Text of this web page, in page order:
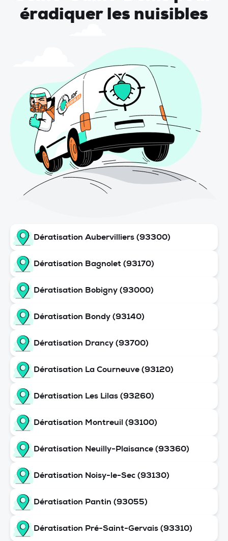
éradiquer les nuisibles
Dératisation Aubervilliers (93300)
Dératisation Bagnolet (93170)
Dératisation Bobigny (93000)
Dératisation Bondy (93140)
Dératisation Drancy (93700)
Dératisation La Courneuve (93120)
Dératisation Les Lilas (93260)
Dératisation Montreuil (93100)
Dératisation Neuilly-Plaisance (93360)
Dératisation Noisy-le-Sec (93130)
Dératisation Pantin (93055)
Dératisation Pré-Saint-Gervais (93310)